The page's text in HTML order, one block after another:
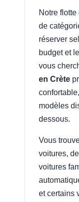
Notre
de
réserver
budget et
vous
en Crète
modèles
dessous.
Vous
voitures,
voitures
et certains